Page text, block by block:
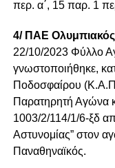
περ. α΄, 15 παρ. 1
4/ ΠΑΕ
22/10/2023 Φύλλο
γνωστοποιήθηκε,
Ποδοσφαίρου
Παρατηρητή Αγώνα
1003/2/114/1/6-ξδ
Αστυνομίας” στον
Παναθηναϊκός.